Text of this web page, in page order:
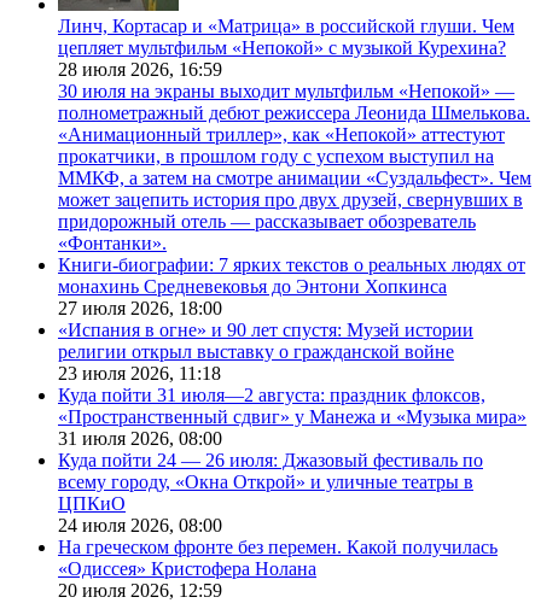
Линч, Кортасар и «Матрица» в российской глуши. Чем
цепляет мультфильм «Непокой» с музыкой Курехина?
28 июля 2026, 16:59
30 июля на экраны выходит мультфильм «Непокой» —
полнометражный дебют режиссера Леонида Шмелькова.
«Анимационный триллер», как «Непокой» аттестуют
прокатчики, в прошлом году с успехом выступил на
ММКФ, а затем на смотре анимации «Суздальфест». Чем
может зацепить история про двух друзей, свернувших в
придорожный отель — рассказывает обозреватель
«Фонтанки».
Книги-биографии: 7 ярких текстов о реальных людях от
монахинь Средневековья до Энтони Хопкинса
27 июля 2026, 18:00
«Испания в огне» и 90 лет спустя: Музей истории
религии открыл выставку о гражданской войне
23 июля 2026, 11:18
Куда пойти 31 июля—2 августа: праздник флоксов,
«Пространственный сдвиг» у Манежа и «Музыка мира»
31 июля 2026, 08:00
Куда пойти 24 — 26 июля: Джазовый фестиваль по
всему городу, «Окна Открой» и уличные театры в
ЦПКиО
24 июля 2026, 08:00
На греческом фронте без перемен. Какой получилась
«Одиссея» Кристофера Нолана
20 июля 2026, 12:59